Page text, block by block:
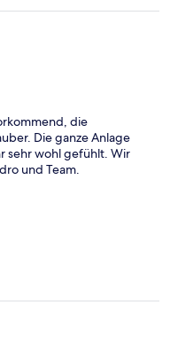
die
Die ganze Anlage
sehr wohl gefühlt. Wir
und Team.